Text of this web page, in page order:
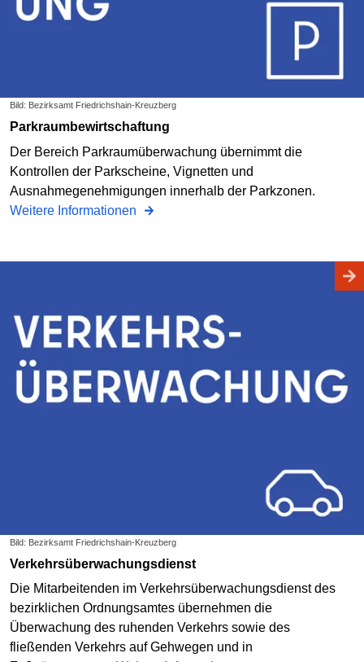
Bild: Bezirksamt Friedrichshain-Kreuzberg
Parkraumbewirtschaftung
Der Bereich Parkraumüberwachung übernimmt die
Kontrollen der Parkscheine, Vignetten und
Ausnahmegenehmigungen innerhalb der Parkzonen.
Weitere Informationen
Bild: Bezirksamt Friedrichshain-Kreuzberg
Verkehrsüberwachungsdienst
Die Mitarbeitenden im Verkehrsüberwachungsdienst des
bezirklichen Ordnungsamtes übernehmen die
Überwachung des ruhenden Verkehrs sowie des
fließenden Verkehrs auf Gehwegen und in